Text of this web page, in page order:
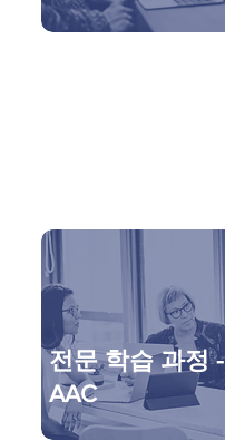
전문 학습 과정 -
AAC